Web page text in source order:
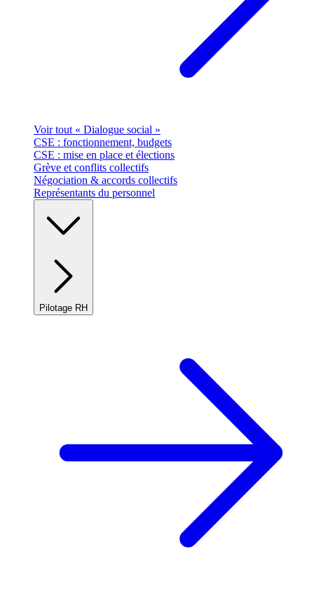
Voir tout « Dialogue social »
CSE : fonctionnement, budgets
CSE : mise en place et élections
Grève et conflits collectifs
Négociation & accords collectifs
Représentants du personnel
Pilotage RH